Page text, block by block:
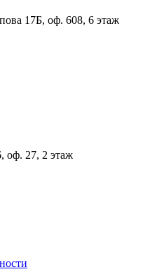
17Б, оф. 608, 6 этаж
оф. 27, 2 этаж